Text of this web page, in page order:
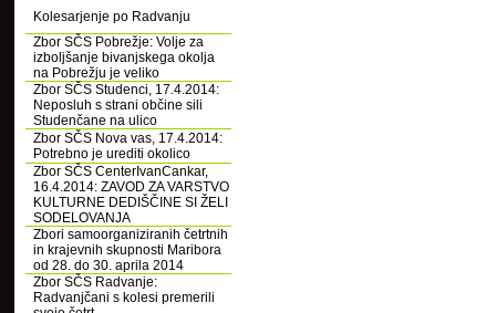
Kolesarjenje po Radvanju
Zbor SČS Pobrežje: Volje za
izboljšanje bivanjskega okolja
na Pobrežju je veliko
Zbor SČS Studenci, 17.4.2014:
Neposluh s strani občine sili
Studenčane na ulico
Zbor SČS Nova vas, 17.4.2014:
Potrebno je urediti okolico
Zbor SČS CenterIvanCankar,
16.4.2014: ZAVOD ZA VARSTVO
KULTURNE DEDIŠČINE SI ŽELI
SODELOVANJA
Zbori samoorganiziranih četrtnih
in krajevnih skupnosti Maribora
od 28. do 30. aprila 2014
Zbor SČS Radvanje:
Radvanjčani s kolesi premerili